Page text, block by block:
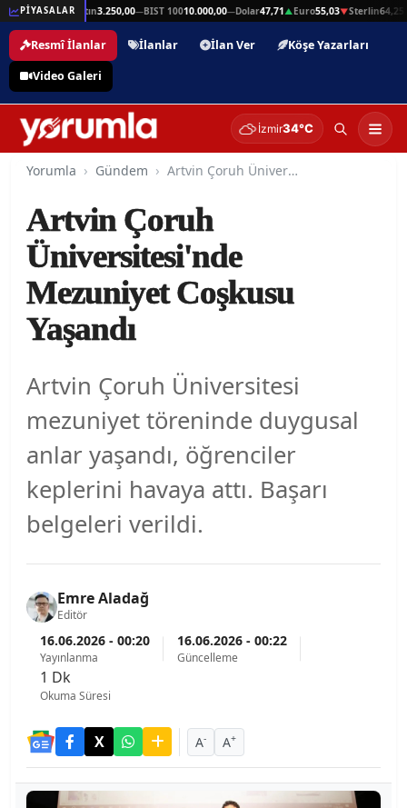
PİYASALAR
64,25▲Gram Altın3.250,00—BIST 10010.000,00—Dolar47,71▲Euro55,03▼Sterlin64,25▲
Resmî İlanlar İlanlar İlan Ver
Köşe Yazarları
Video Galeri
İzmir34°C
Yorumla Gündem Artvin Çoruh Üniversitesi'nde Mezuniyet Coşkusu Yaşandı
Artvin Çoruh
Üniversitesi'nde
Mezuniyet Coşkusu
Yaşandı
Artvin Çoruh Üniversitesi
mezuniyet töreninde duygusal
anlar yaşandı, öğrenciler
keplerini havaya attı. Başarı
belgeleri verildi.
Emre Aladağ
Editör
16.06.2026 - 00:20
Yayınlanma
16.06.2026 - 00:22
Güncelleme
1 Dk
Okuma Süresi
A- A+